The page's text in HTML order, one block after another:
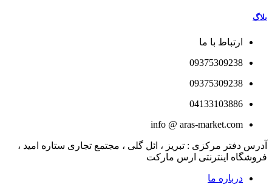
بلاگ
ارتباط با ما
09375309238
09375309238
04133103886
info @ aras-market.com
آدرس دفتر مرکزی : تبریز ، ائل گلی ، مجتمع تجاری ستاره امید ،
فروشگاه اینترنتی ارس مارکت
درباره ما